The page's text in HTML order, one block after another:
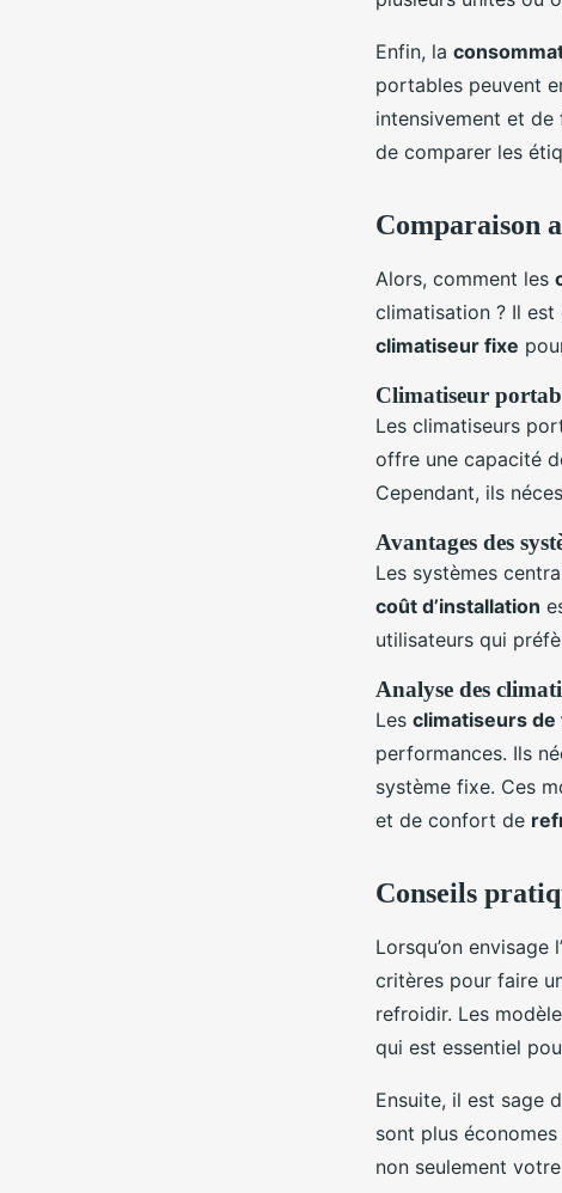
Enfin, la
portables peuvent
intensivement et de
de comparer les
Comparaison
Alors, comment les
climatisation ? Il
climatiseur fixe
Climatiseur
Les climatiseurs
offre une capacité
Cependant, ils
Avantages des
Les systèmes
coût d’installation
utilisateurs qui
Analyse des
Les climatiseurs
performances. Ils
système fixe. Ces
et de confort de
Conseils
Lorsqu’on envisage
critères pour faire
refroidir. Les
qui est essentiel
Ensuite, il est sage
sont plus
non seulement